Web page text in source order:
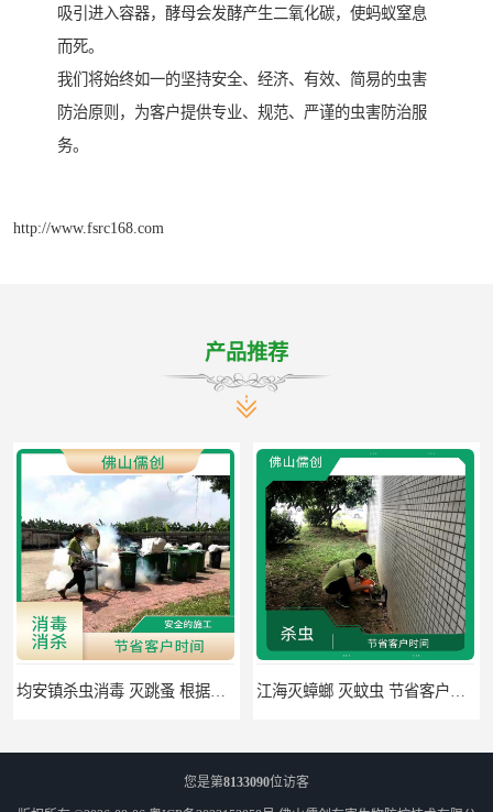
吸引进入容器，酵母会发酵产生二氧化碳，使蚂蚁窒息
而死。
我们将始终如一的坚持安全、经济、有效、简易的虫害
防治原则，为客户提供专业、规范、严谨的虫害防治服
务。
http://www.fsrc168.com
产品推荐
您是第8133090位访客